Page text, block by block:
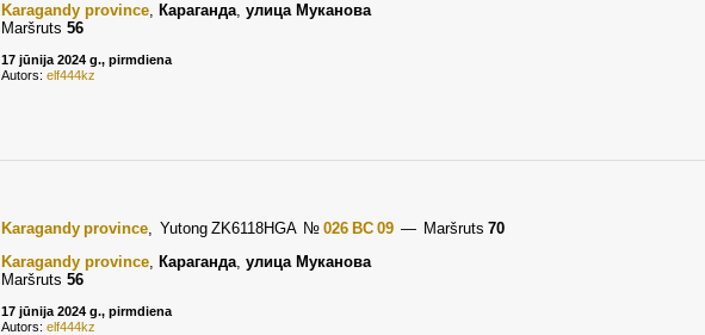
Karagandy province, Караганда, улица Муканова
Maršruts 56
17 jūnija 2024 g., pirmdiena
Autors: elf444kz
Karagandy province, Yutong ZK6118HGA № 026 BC 09 — Maršruts 70
Karagandy province, Караганда, улица Муканова
Maršruts 56
17 jūnija 2024 g., pirmdiena
Autors: elf444kz